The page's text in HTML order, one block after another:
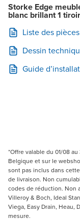
Storke Edge
blanc brillant 1 tiroir
Liste des
Dessin
Guide
*Offre valable du 01/08
Belgique et sur le
sont pas inclus dans
de livraison. Non
codes de réduction. Non
Villeroy & Boch, Ideal
Viega, Easy Drain, Heau,
mesure.